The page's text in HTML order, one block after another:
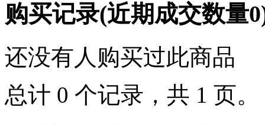
购买记录(近期成交数量0
还没有人购买过此商品
总计 0 个记录，共 1 页。